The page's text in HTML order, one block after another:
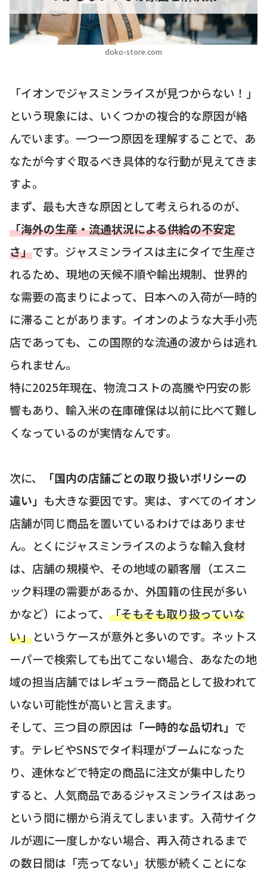
doko-store.com
「イオンでジャスミンライスが見つからない！」
という現象には、いくつかの複合的な原因が絡
んでいます。一つ一つ原因を理解することで、あ
なたが今すぐ取るべき具体的な行動が見えてきま
すよ。
まず、最も大きな原因として考えられるのが、
「海外の生産・流通状況による供給の不安定
さ」です。ジャスミンライスは主にタイで生産さ
れるため、現地の天候不順や輸出規制、世界的
な需要の高まりによって、日本への入荷が一時的
に滞ることがあります。イオンのような大手小売
店であっても、この国際的な流通の波からは逃れ
られません。
特に2025年現在、物流コストの高騰や円安の影
響もあり、輸入米の在庫確保は以前に比べて難し
くなっているのが実情なんです。
次に、
「国内の店舗ごとの取り扱いポリシーの
違い」 も大きな要因です。実は、すべてのイオン
店舗が同じ商品を置いているわけではありませ
ん。とくにジャスミンライスのような輸入食材
は、店舗の規模や、その地域の顧客層（エスニ
ック料理の需要があるか、外国籍の住民が多い
かなど）によって、 「そもそも取り扱っていな
い」というケースが意外と多いのです。ネットス
ーパーで検索しても出てこない場合、あなたの地
域の担当店舗ではレギュラー商品として扱われて
いない可能性が高いと言えます。
そして、三つ目の原因は 「一時的な品切れ」 で
す。テレビやSNSでタイ料理がブームになった
り、連休などで特定の商品に注文が集中したり
すると、人気商品であるジャスミンライスはあっ
という間に棚から消えてしまいます。入荷サイク
ルが週に一度しかない場合、再入荷されるまで
の数日間は「売ってない」状態が続くことにな